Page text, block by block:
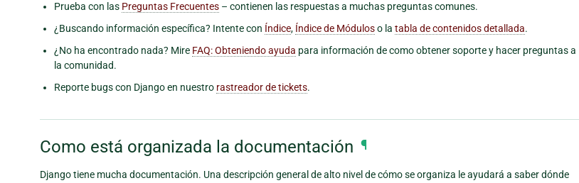
Prueba con las Preguntas Frecuentes – contienen las respuestas a muchas preguntas comunes.
¿Buscando información específica? Intente con Índice, Índice de Móduloso la tabla de contenidos detallada.
¿No ha encontrado nada? Mire FAQ: Obteniendo ayuda para información de como obtener soporte y hacer preguntas a
la comunidad.
Reporte bugs con Django en nuestro rastreador de tickets.
Como está organizada la documentación ¶
Django tiene mucha documentación. Una descripción general de alto nivel de cómo se organiza le ayudará a saber dónde